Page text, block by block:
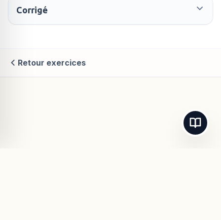
Corrigé
Retour exercices